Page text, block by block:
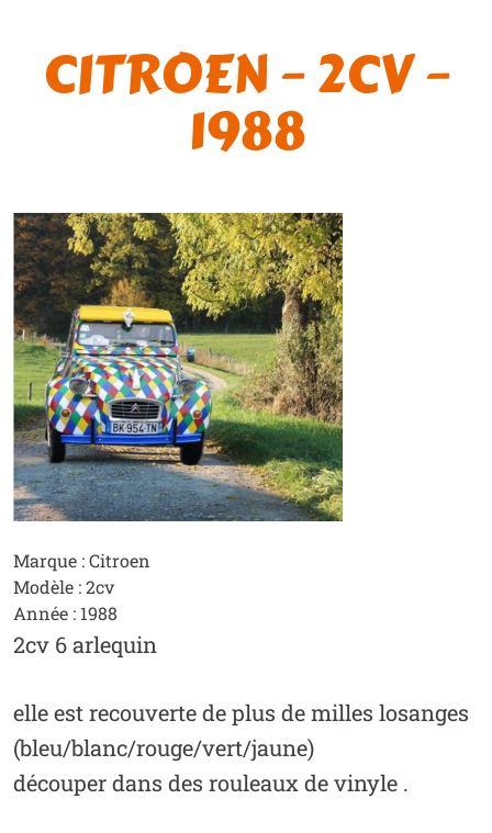
CITROEN – 2CV –
1988
Marque : Citroen
Modèle : 2cv
Année : 1988
2cv 6 arlequin
elle est recouverte de plus de milles losanges
(bleu/blanc/rouge/vert/jaune)
découper dans des rouleaux de vinyle .